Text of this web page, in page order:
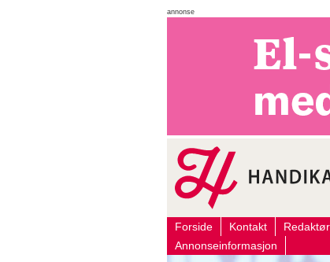
annonse
Forside Kontakt
Annonseinformasjon